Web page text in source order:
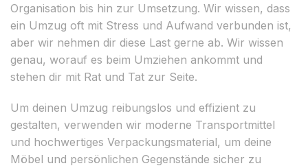
Organisation bis hin zur Umsetzung. Wir wissen, dass
ein Umzug oft mit Stress und Aufwand verbunden ist,
aber wir nehmen dir diese Last gerne ab. Wir wissen
genau, worauf es beim Umziehen ankommt und
stehen dir mit Rat und Tat zur Seite.
Um deinen Umzug reibungslos und effizient zu
gestalten, verwenden wir moderne Transportmittel
und hochwertiges Verpackungsmaterial, um deine
Möbel und persönlichen Gegenstände sicher zu